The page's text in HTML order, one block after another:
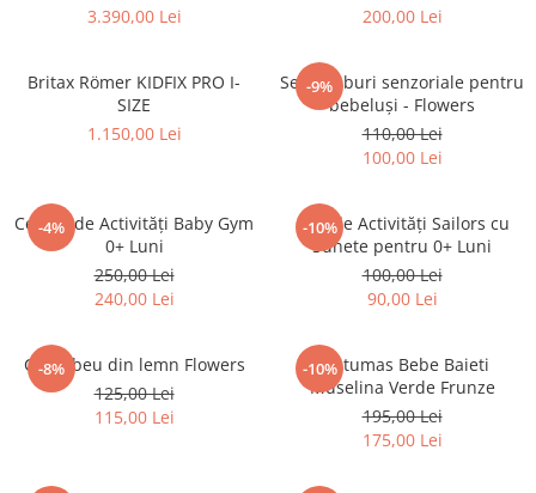
3.390,00 Lei
200,00 Lei
Britax Römer KIDFIX PRO I-
SIZE
1.150,00 Lei
-9%
Set 4 cuburi senzoriale pentru
bebeluși - Flowers
110,00 Lei
100,00 Lei
-4%
Centru de Activități Baby Gym
0+ Luni
250,00 Lei
240,00 Lei
-10%
Cub de Activități Sailors cu
Sunete pentru 0+ Luni
100,00 Lei
90,00 Lei
-8%
Curcubeu din lemn Flowers
125,00 Lei
115,00 Lei
-10%
Costumas Bebe Baieti
Muselina Verde Frunze
195,00 Lei
175,00 Lei